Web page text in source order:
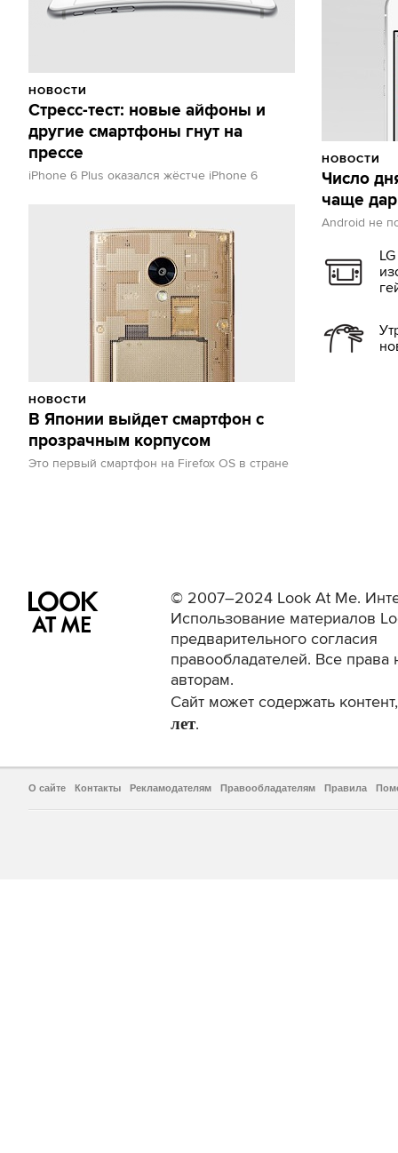
НОВОСТИ
Стресс-тест: новые айфоны и
другие смартфоны гнут на
прессе
iPhone 6 Plus оказался жёстче iPhone 6
НОВОСТИ
В Японии выйдет смартфон c
прозрачным корпусом
Это первый смартфон на Firefox OS в стране
НОВОСТИ
Число
чаще
Android не
© 2007–2024 Look At Me.
Использование материалов
предварительного согласия
правообладателей. Все права
авторам.
Сайт может содержать
лет.
О сайте Контакты Рекламодателям Правообладателям Правила